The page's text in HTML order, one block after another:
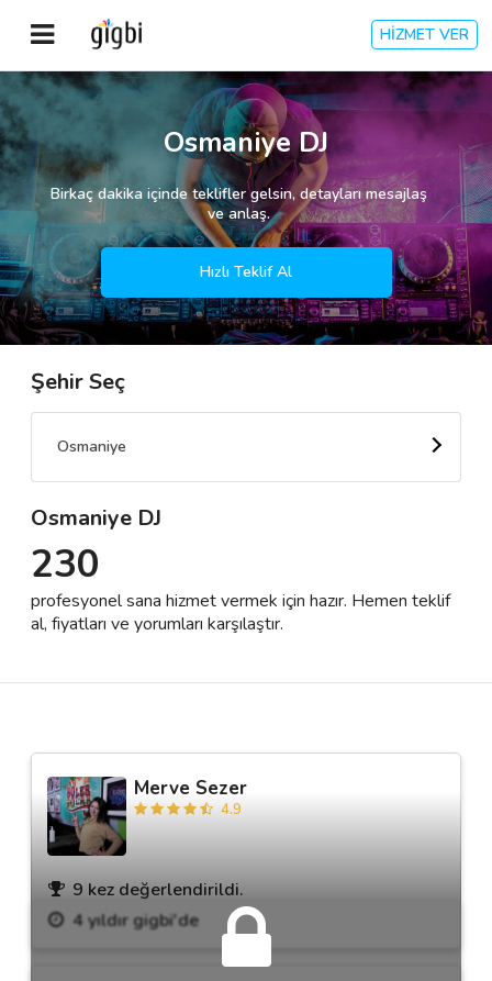
HİZMET VER
Anasayfa
Giriş Yap
Kayıt Ol
Kategoriler
🎈 Biz Kimiz?
🌟 Müşteri Değerlendirmeleri
Destek
İletişim
Osmaniye DJ
Birkaç dakika içinde teklifler gelsin, detayları mesajlaş
ve anlaş.
Hızlı Teklif Al
Şehir Seç
Osmaniye
Osmaniye DJ
230
profesyonel sana hizmet vermek için hazır. Hemen teklif
al, fiyatları ve yorumları karşılaştır.
Merve Sezer
4.9
9 kez değerlendirildi.
4 yıldır gigbi'de